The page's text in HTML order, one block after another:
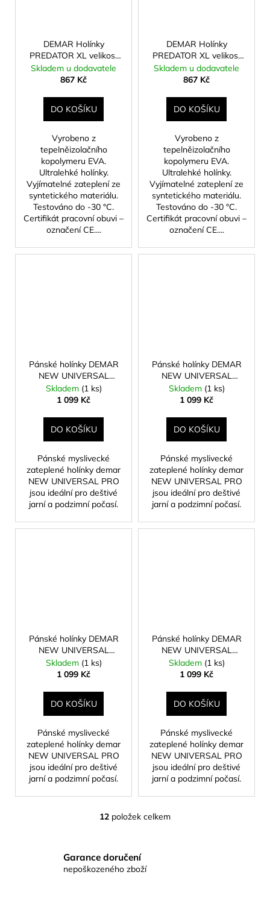
DEMAR Holínky
PREDATOR XL velikost
45
Skladem u dodavatele
867 Kč
DO KOŠÍKU
Vyrobeno z
tepelněizolačního
kopolymeru EVA.
Ultralehké holínky.
Vyjímatelné zateplení ze
syntetického materiálu.
Testováno do -30 °C.
Certifikát pracovní obuvi –
označení CE....
DEMAR Holínky
PREDATOR XL velikost
46
Skladem u dodavatele
867 Kč
DO KOŠÍKU
Vyrobeno z
tepelněizolačního
kopolymeru EVA.
Ultralehké holínky.
Vyjímatelné zateplení ze
syntetického materiálu.
Testováno do -30 °C.
Certifikát pracovní obuvi –
označení CE....
Pánské holínky DEMAR
NEW UNIVERSAL
velikost 43
Skladem (1 ks)
1 099 Kč
DO KOŠÍKU
Pánské myslivecké
zateplené holínky demar
NEW UNIVERSAL PRO
jsou ideální pro deštivé
jarní a podzimní počasí.
Pánské holínky DEMAR
NEW UNIVERSAL
velikost 44
Skladem (1 ks)
1 099 Kč
DO KOŠÍKU
Pánské myslivecké
zateplené holínky demar
NEW UNIVERSAL PRO
jsou ideální pro deštivé
jarní a podzimní počasí.
Pánské holínky DEMAR
NEW UNIVERSAL
velikost 45
Skladem (1 ks)
1 099 Kč
DO KOŠÍKU
Pánské myslivecké
zateplené holínky demar
NEW UNIVERSAL PRO
jsou ideální pro deštivé
jarní a podzimní počasí.
Pánské holínky DEMAR
NEW UNIVERSAL
velikost 46
Skladem (1 ks)
1 099 Kč
DO KOŠÍKU
Pánské myslivecké
zateplené holínky demar
NEW UNIVERSAL PRO
jsou ideální pro deštivé
jarní a podzimní počasí.
O
á
d
12 položek celkem
Garance doručení
nepoškozeného zboží